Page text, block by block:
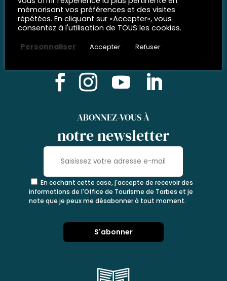
ABONNEZ-VOUS À
notre newsletter
En cochant cette case, j'accepte de recevoir des
informations de l'Office de Tourisme de Tarbes et je
note que je peux me désabonner à tout moment.
mémorisant vos préférences et des visites
répétées. En cliquant sur «Accepter», vous
consentez à l'utilisation de TOUS les cookies.
Personnaliser
Accepter Refuser